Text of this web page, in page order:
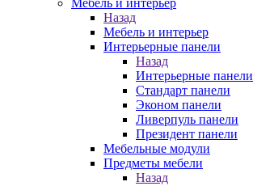
Мебель и интерьер
Назад
Мебель и интерьер
Интерьерные панели
Назад
Интерьерные панели
Стандарт панели
Эконом панели
Ливерпуль панели
Президент панели
Мебельные модули
Предметы мебели
Назад